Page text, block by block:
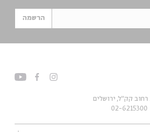
הרשמה
02-6215300